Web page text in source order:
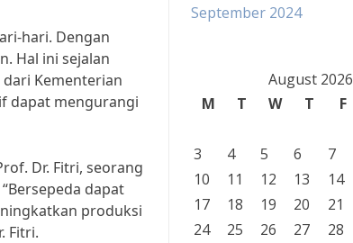
hari. Dengan
Hal ini sejalan
Kementerian
dapat mengurangi
Dr. Fitri, seorang
dapat
produksi
Fitri.
September 2024
August 2026
M
T W T F
3
4 5 6 7
10
11 12 13 14
17
18 19 20 21
24
25 26 27 28